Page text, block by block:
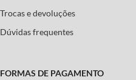
Trocas e devoluções
Dúvidas frequentes
FORMAS DE PAGAMENTO